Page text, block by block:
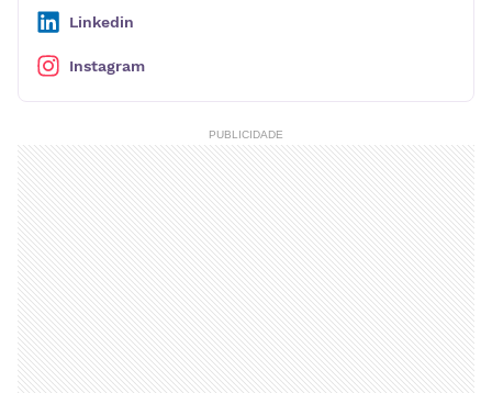
Linkedin
Instagram
PUBLICIDADE